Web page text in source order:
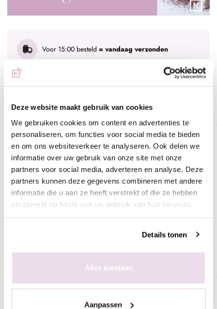
Deze website maakt gebruik van cookies
We gebruiken cookies om content en advertenties te
personaliseren, om functies voor social media te bieden
en om ons websiteverkeer te analyseren. Ook delen we
informatie over uw gebruik van onze site met onze
partners voor social media, adverteren en analyse. Deze
partners kunnen deze gegevens combineren met andere
informatie die u aan ze heeft verstrekt of die ze hebben
verzameld op basis van uw gebruik van hun services.
Details tonen
Alles toestaan
Aanpassen
Voor 15:00 besteld = vandaag verzonden
Omschrijving
Urban Nails Gelpolish Distri Choice |
Henneke
DeUrban Nails Gelpolish Distri Choice Hennekeis van de
beste kwaliteit en geschikt voor zowel de natuurlijke als de
verpakking is voorzien van een prettig kwastje zodat het strak
aangebracht kan worden.
Specificaties